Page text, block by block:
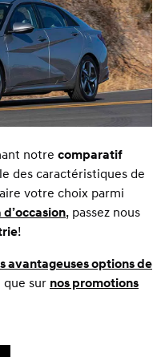
notre comparatif
des caractéristiques de
votre choix parmi
, passez nous
!
avantageuses options de
que sur nos promotions